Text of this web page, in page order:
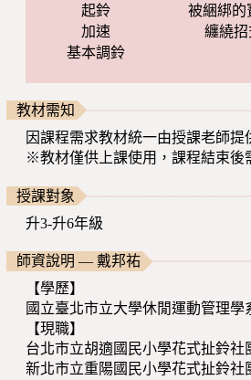
起鈴
加速
基本調鈴
被綑綁的
纏繞招
教材需知
因課程需求教材統一由授課老師提
※教材僅供上課使用，課程結束後
授課對象
升3-升6年級
師資說明 — 戴邦祐
【學歷】
國立臺北市立大學休閒運動管理學
【現職】
台北市立胡適國民小學花式扯鈴社
新北市立重陽國民小學花式扯鈴社